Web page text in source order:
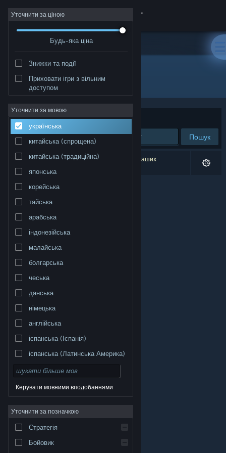
Увійти
Крамниця
Інформація
Підтримка
Змінити мову
Переглянути повну версію
© Valve Corporation. Усі права захищено. Усі
Юридична інформація
підписника Steam
cookie
Уточнити за ціною
Будь-яка ціна
Знижки та події
Приховати ігри з вільним
доступом
Уточнити за мовою
українська
китайська (спрощена)
китайська (традиційна)
японська
корейська
тайська
арабська
індонезійська
малайська
болгарська
чеська
данська
німецька
англійська
іспанська (Іспанія)
іспанська (Латинська Америка)
Керувати мовними вподобаннями
Уточнити за позначкою
Стратегія
Бойовик
Розробник: Dave Del Castillo
Упорядкувати за доречністю
Пошук
Результатів вашого пошуку: 0. Відповідно до ваших
уподобань було виключено 1 найменування.